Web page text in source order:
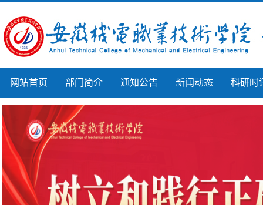
网站首页 部门简介 通知公告 新闻动态 科研时